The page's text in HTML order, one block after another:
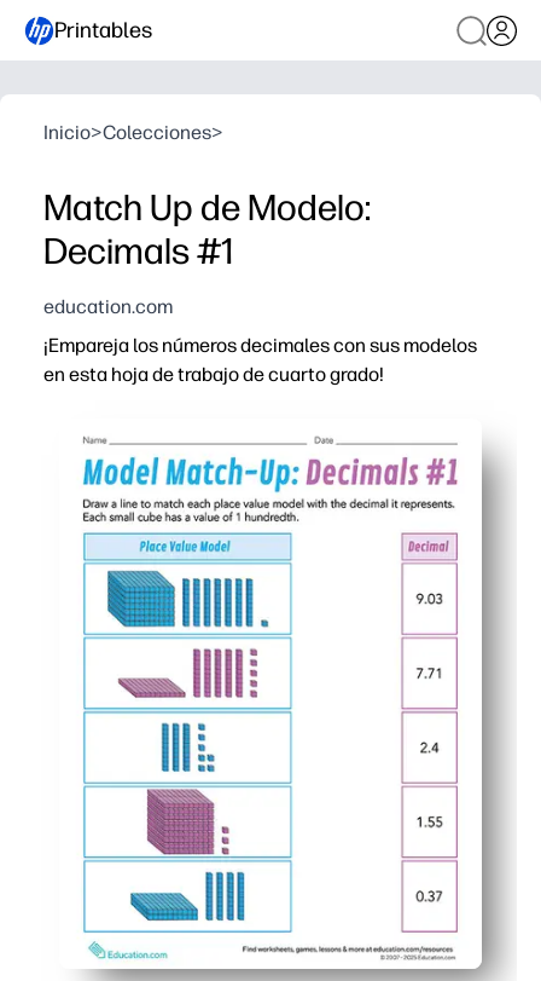
Printables
Inicio>Colecciones>
Match Up de Modelo:
Decimals #1
education.com
¡Empareja los números decimales con sus modelos
en esta hoja de trabajo de cuarto grado!
Ayudas a los estudiantes a conectar décimas y
Ahorras tiempo con una página de impresión y uso,
Puede diferenciarse fácilmente: utilícelo para la
Aumenta la conversación matemática y la confianza